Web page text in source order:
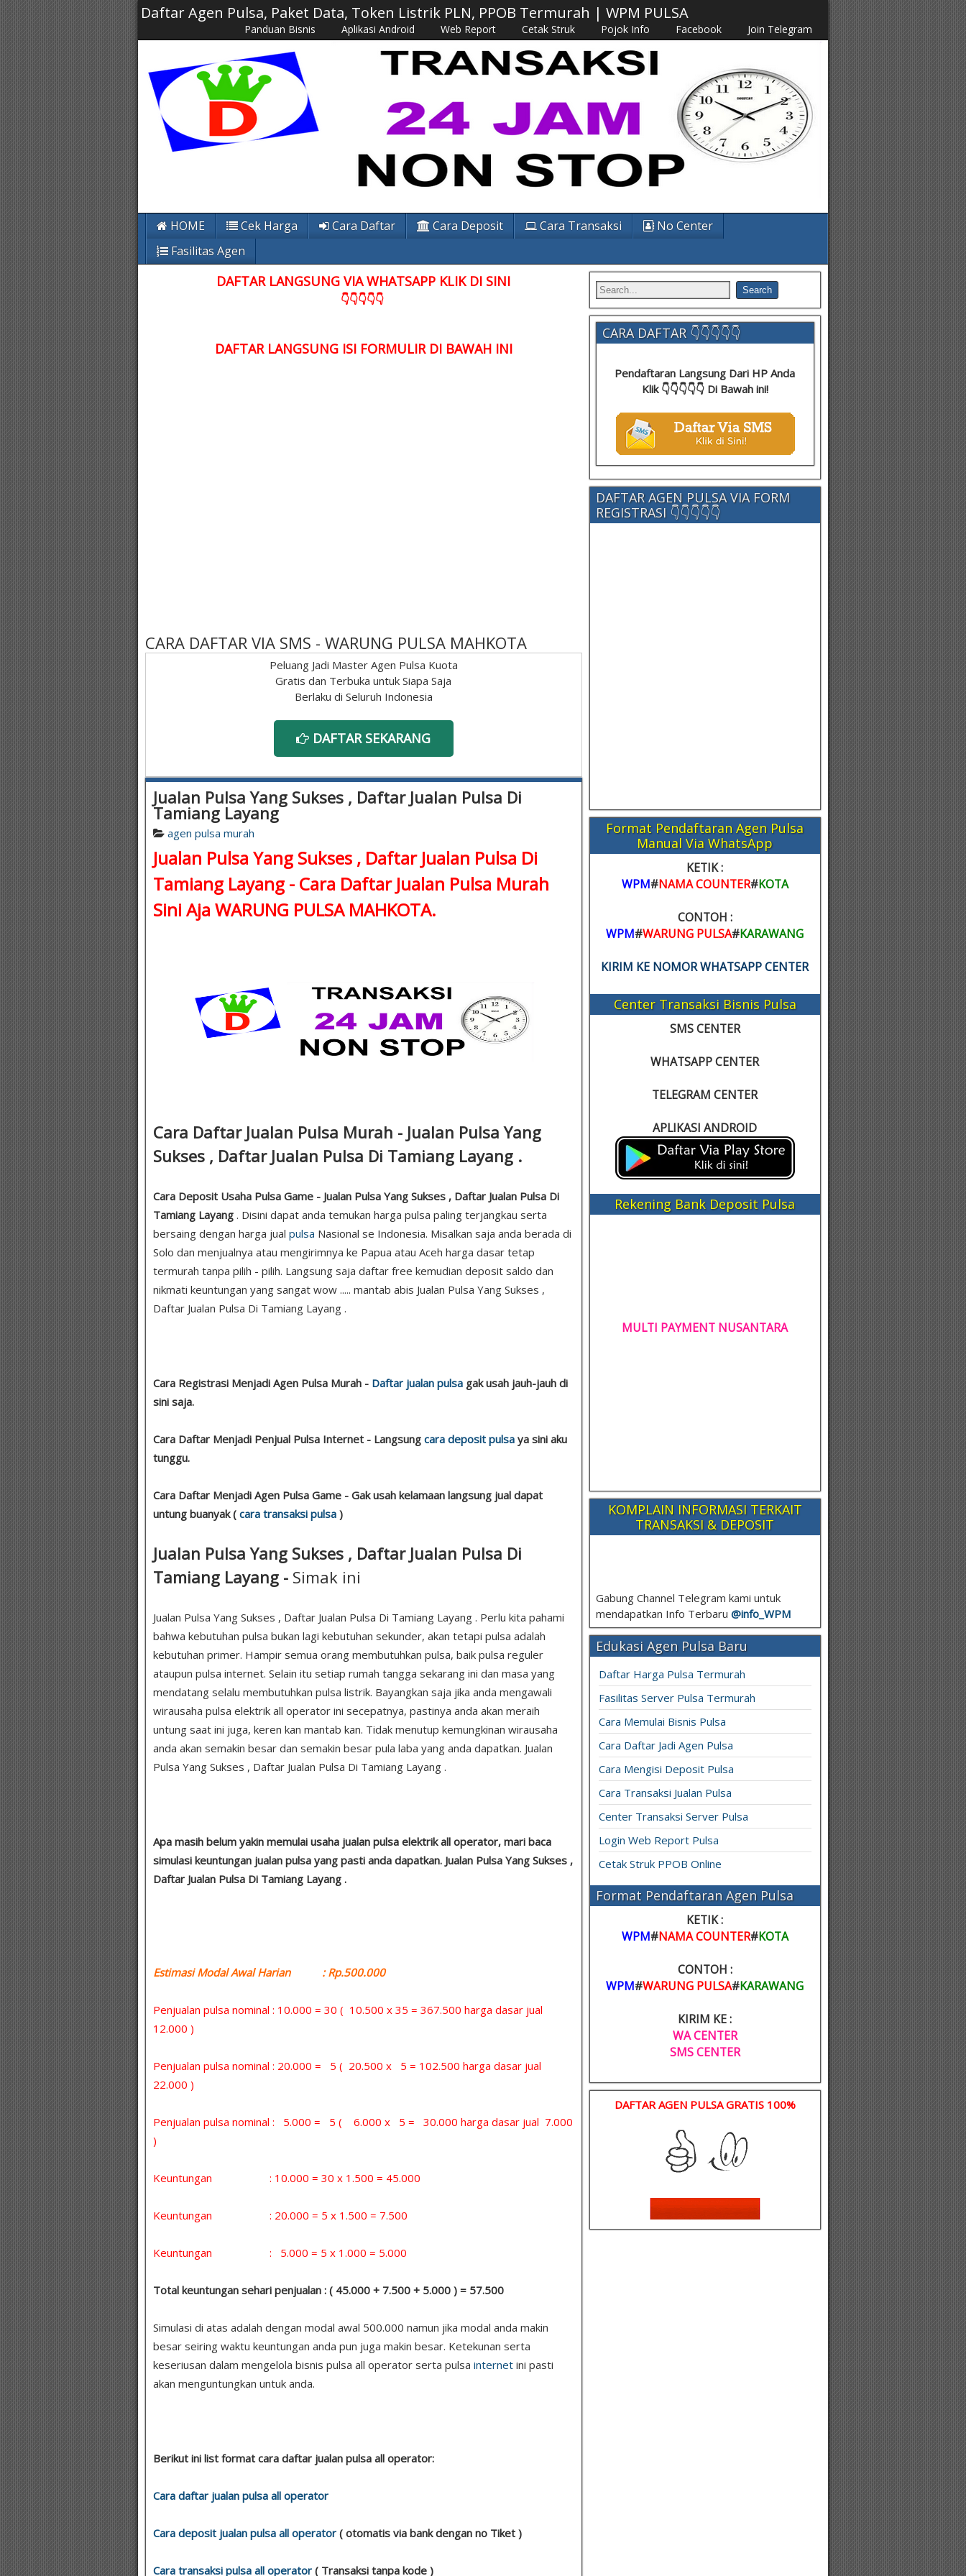
Daftar Agen Pulsa, Paket Data, Token Listrik PLN, PPOB Termurah | WPM PULSA
Panduan Bisnis Aplikasi Android Web Report Cetak Struk Pojok Info Facebook Join Telegram
HOME Cek Harga Cara Daftar Cara Deposit Cara Transaksi
No Center
Fasilitas Agen
DAFTAR LANGSUNG VIA WHATSAPP KLIK DI SINI
👇👇👇👇👇
DAFTAR LANGSUNG ISI FORMULIR DI BAWAH INI
CARA DAFTAR VIA SMS - WARUNG PULSA MAHKOTA
Peluang Jadi Master Agen Pulsa Kuota
Gratis dan Terbuka untuk Siapa Saja
Berlaku di Seluruh Indonesia
DAFTAR SEKARANG
Jualan Pulsa Yang Sukses , Daftar Jualan Pulsa Di
Tamiang Layang
agen pulsa murah
Jualan Pulsa Yang Sukses , Daftar Jualan Pulsa Di
Tamiang Layang - Cara Daftar Jualan Pulsa Murah
Sini Aja WARUNG PULSA MAHKOTA.
Cara Daftar Jualan Pulsa Murah - Jualan Pulsa Yang
Sukses , Daftar Jualan Pulsa Di Tamiang Layang .
Cara Deposit Usaha Pulsa Game - Jualan Pulsa Yang Sukses , Daftar Jualan Pulsa Di
Tamiang Layang . Disini dapat anda temukan harga pulsa paling terjangkau serta
bersaing dengan harga jual pulsa Nasional se Indonesia. Misalkan saja anda berada di
Solo dan menjualnya atau mengirimnya ke Papua atau Aceh harga dasar tetap
termurah tanpa pilih - pilih. Langsung saja daftar free kemudian deposit saldo dan
nikmati keuntungan yang sangat wow ..... mantab abis Jualan Pulsa Yang Sukses ,
Daftar Jualan Pulsa Di Tamiang Layang .
Cara Registrasi Menjadi Agen Pulsa Murah - Daftar jualan pulsa gak usah jauh-jauh di
sini saja.
Cara Daftar Menjadi Penjual Pulsa Internet - Langsung cara deposit pulsa ya sini aku
tunggu.
Cara Daftar Menjadi Agen Pulsa Game - Gak usah kelamaan langsung jual dapat
untung buanyak ( cara transaksi pulsa )
Jualan Pulsa Yang Sukses , Daftar Jualan Pulsa Di
Tamiang Layang - Simak ini
Jualan Pulsa Yang Sukses , Daftar Jualan Pulsa Di Tamiang Layang . Perlu kita pahami
bahwa kebutuhan pulsa bukan lagi kebutuhan sekunder, akan tetapi pulsa adalah
kebutuhan primer. Hampir semua orang membutuhkan pulsa, baik pulsa reguler
ataupun pulsa internet. Selain itu setiap rumah tangga sekarang ini dan masa yang
mendatang selalu membutuhkan pulsa listrik. Bayangkan saja jika anda mengawali
wirausaha pulsa elektrik all operator ini secepatnya, pastinya anda akan meraih
untung saat ini juga, keren kan mantab kan. Tidak menutup kemungkinan wirausaha
anda akan semakin besar dan semakin besar pula laba yang anda dapatkan. Jualan
Pulsa Yang Sukses , Daftar Jualan Pulsa Di Tamiang Layang .
Apa masih belum yakin memulai usaha jualan pulsa elektrik all operator, mari baca
simulasi keuntungan jualan pulsa yang pasti anda dapatkan. Jualan Pulsa Yang Sukses ,
Daftar Jualan Pulsa Di Tamiang Layang .
Estimasi Modal Awal Harian : Rp.500.000
Penjualan pulsa nominal : 10.000 = 30 ( 10.500 x 35 = 367.500 harga dasar jual
12.000 )
Penjualan pulsa nominal : 20.000 = 5 ( 20.500 x 5 = 102.500 harga dasar jual
22.000 )
Penjualan pulsa nominal : 5.000 = 5 ( 6.000 x 5 = 30.000 harga dasar jual 7.000
)
Keuntungan : 10.000 = 30 x 1.500 = 45.000
Keuntungan : 20.000 = 5 x 1.500 = 7.500
Keuntungan : 5.000 = 5 x 1.000 = 5.000
Total keuntungan sehari penjualan : ( 45.000 + 7.500 + 5.000 ) = 57.500
Simulasi di atas adalah dengan modal awal 500.000 namun jika modal anda makin
besar seiring waktu keuntungan anda pun juga makin besar. Ketekunan serta
keseriusan dalam mengelola bisnis pulsa all operator serta pulsa internet ini pasti
akan menguntungkan untuk anda.
Berikut ini list format cara daftar jualan pulsa all operator:
Cara daftar jualan pulsa all operator
Cara deposit jualan pulsa all operator ( otomatis via bank dengan no Tiket )
Cara transaksi pulsa all operator ( Transaksi tanpa kode )
CARA DAFTAR 👇👇👇👇👇
Pendaftaran Langsung Dari HP Anda
Klik 👇👇👇👇👇 Di Bawah ini!
DAFTAR AGEN PULSA VIA FORM
REGISTRASI 👇👇👇👇👇
Format Pendaftaran Agen Pulsa
Manual Via WhatsApp
KETIK :
WPM#NAMA COUNTER#KOTA
CONTOH :
WPM#WARUNG PULSA#KARAWANG
KIRIM KE NOMOR WHATSAPP CENTER
Center Transaksi Bisnis Pulsa
SMS CENTER
WHATSAPP CENTER
TELEGRAM CENTER
APLIKASI ANDROID
Rekening Bank Deposit Pulsa
MULTI PAYMENT NUSANTARA
KOMPLAIN INFORMASI TERKAIT
TRANSAKSI & DEPOSIT
Gabung Channel Telegram kami untuk
mendapatkan Info Terbaru @info_ WPM
Edukasi Agen Pulsa Baru
Daftar Harga Pulsa Termurah
Fasilitas Server Pulsa Termurah
Cara Memulai Bisnis Pulsa
Cara Daftar Jadi Agen Pulsa
Cara Mengisi Deposit Pulsa
Cara Transaksi Jualan Pulsa
Center Transaksi Server Pulsa
Login Web Report Pulsa
Cetak Struk PPOB Online
Format Pendaftaran Agen Pulsa
KETIK :
WPM#NAMA COUNTER#KOTA
CONTOH :
WPM#WARUNG PULSA#KARAWANG
KIRIM KE :
WA CENTER
SMS CENTER
DAFTAR AGEN PULSA GRATIS 100%